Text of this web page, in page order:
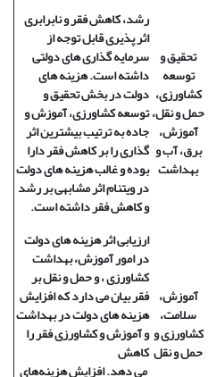
تحقیق و
توسعه
کشاورزی،
حمل و نقل،
آموزش،
برق، آب و
بهداشت
رشد، کاهش فقر و نابرابری
اثر پذیری قابل توجه از
سرمایه گذاری های دولتی
داشته است. هزینه های
دولت در بخش تحقیق و
توسعه کشاورزی، آموزش و
جاده به ترتیب بیشترین اثر
گذاری را بر کاهش فقر دارا
بوده و غالب هزینه های دولت
در ویتنام اثر مشابهی بر رشد
و کاهش فقر داشته است.
آموزش،
سلامت،
کشاورزی و
حمل و نقل
ارزیابی اثر هزینه های دولت
در امور آموزش، بهداشت
کشاورزی ، و حمل و نقل بر
فقر بیان می دارد که افزایش
هزینه های دولت در بهداشت
و آموزش و کشاورزی فقر را
کاهش
می دهد. افزایش هزینه‌های